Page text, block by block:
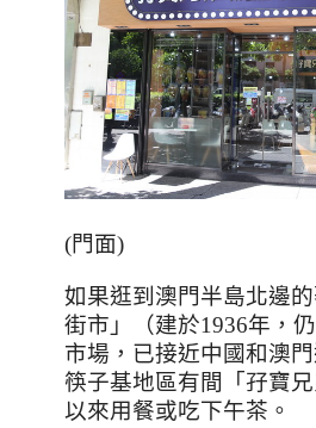
(門面)
如果逛到澳門半島北邊
街市」（建於1936年，
市場，已接近中國和澳
筷子基地區有間「孖寶
以來用餐或吃下午茶。